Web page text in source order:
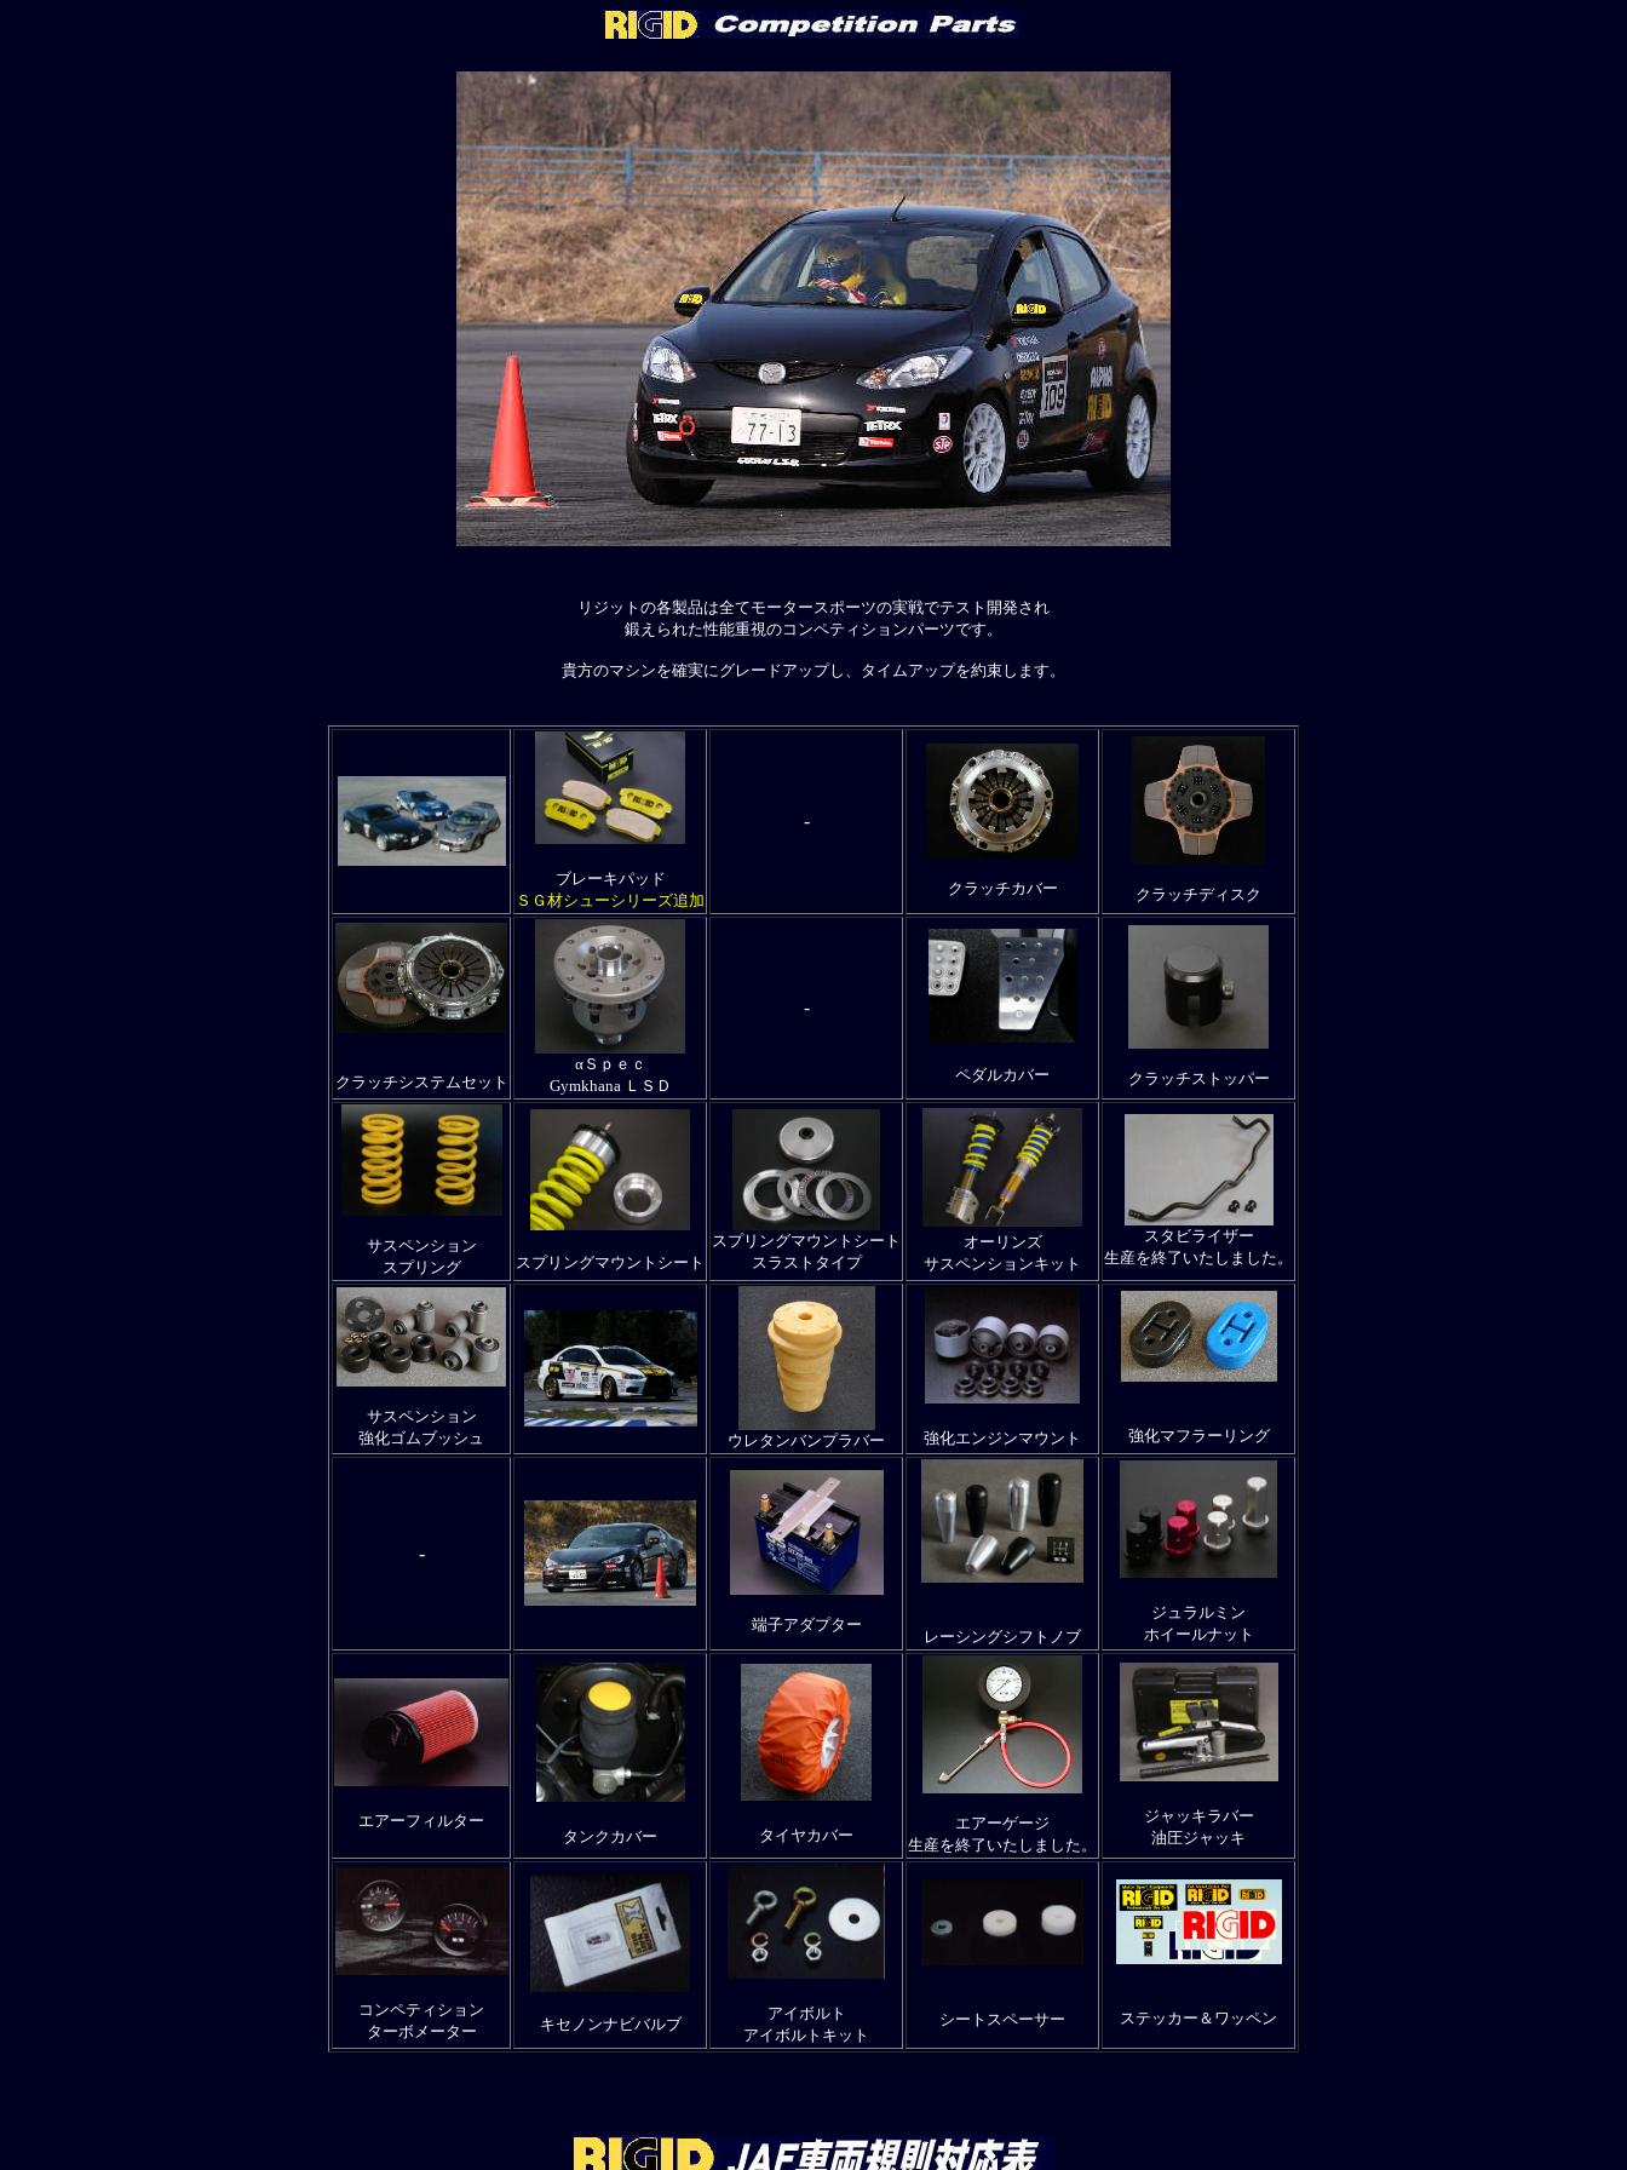
リジットの各製品は全てモータースポーツの実戦でテスト開発され
鍛えられた性能重視のコンペティションパーツです。
貴方のマシンを確実にグレードアップし、タイムアップを約束します。
ブレーキパッド
ＳＧ材シューシリーズ追加
-
クラッチカバー クラッチディスク
クラッチシステムセット
αＳｐｅｃ
Gymkhana ＬＳＤ
-
ペダルカバー クラッチストッパー
サスペンション
スプリング
スプリングマウントシート
スプリングマウントシート
スラストタイプ
オーリンズ
サスペンションキット
スタビライザー
生産を終了いたしました。
サスペンション
強化ゴムブッシュ
ウレタンバンプラバー 強化エンジンマウント 強化マフラーリング
-
端子アダプター
レーシングシフトノブ
ジュラルミン
ホイールナット
エアーフィルター
タンクカバー
タイヤカバー
エアーゲージ
生産を終了いたしました。
ジャッキラバー
油圧ジャッキ
コンペティション
ターボメーター
キセノンナビバルブ
アイボルト
アイボルトキット
シートスペーサー ステッカー＆ワッペン